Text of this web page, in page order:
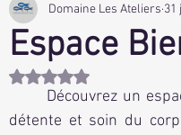
Espace
Domaine Les Ateliers 31
Noté NaN étoiles sur 5.
détente et soin du